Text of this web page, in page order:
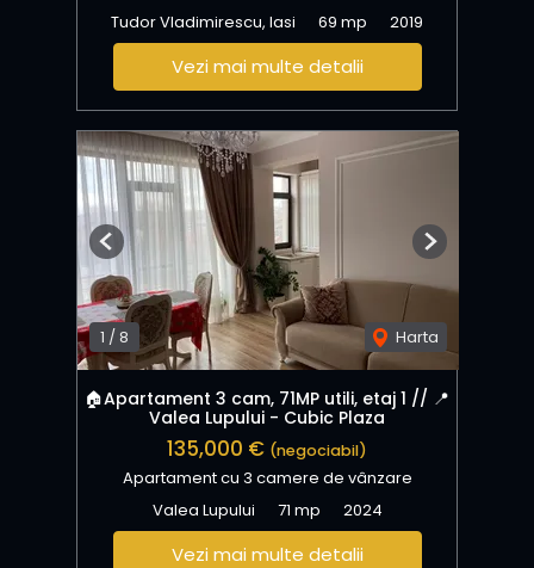
Tudor Vladimirescu, Iasi
69 mp 2019
Vezi mai multe detalii
1 /8 Harta
Previous Next
🏠Apartament 3 cam, 71MP utili, etaj 1 // 📍
Valea Lupului - Cubic Plaza
135,000 € (negociabil)
Apartament cu 3 camere de vânzare
Valea Lupului
71 mp 2024
Vezi mai multe detalii